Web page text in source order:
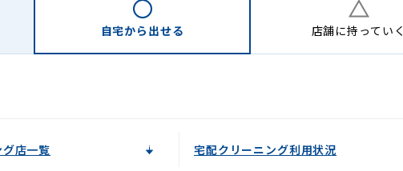
自宅から 出せる 店舗に持っていく
店一覧 宅配クリーニング利用状況